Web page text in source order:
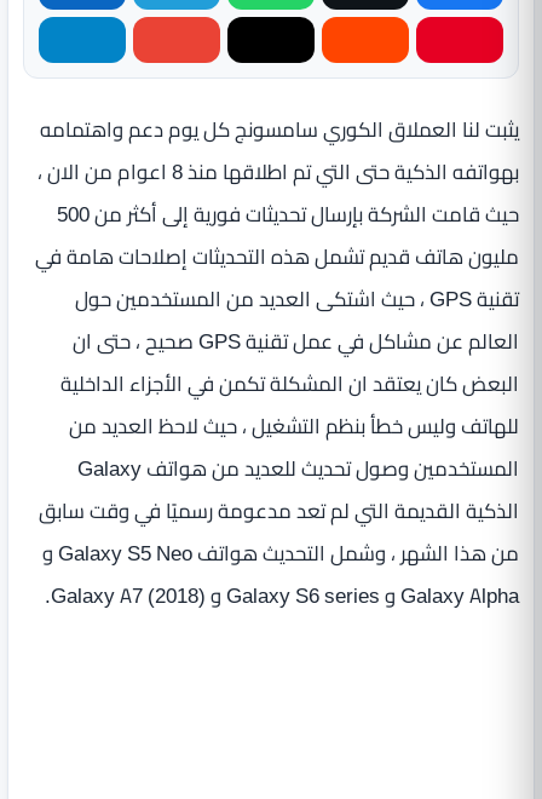
يثبت لنا العملاق الكوري سامسونج كل يوم دعم واهتمامه
بهواتفه الذكية حتى التي تم اطلاقها منذ 8 اعوام من الان ،
حيث قامت الشركة بإرسال تحديثات فورية إلى أكثر من 500
مليون هاتف قديم تشمل هذه التحديثات إصلاحات هامة في
تقنية GPS ، حيث اشتكى العديد من المستخدمين حول
العالم عن مشاكل في عمل تقنية GPS صحيح ، حتى ان
البعض كان يعتقد ان المشكلة تكمن في الأجزاء الداخلية
للهاتف وليس خطأ بنظم التشغيل ، حيث لاحظ العديد من
المستخدمين وصول تحديث للعديد من هواتف Galaxy
الذكية القديمة التي لم تعد مدعومة رسميًا في وقت سابق
من هذا الشهر ، وشمل التحديث هواتف Galaxy S5 Neo و
Galaxy Alpha و Galaxy S6 series و Galaxy A7 (2018).